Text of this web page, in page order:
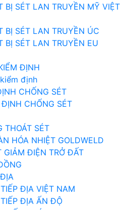
BỊ SÉT LAN TRUYỀN MỸ VIỆT
BỊ SÉT LAN TRUYỀN ÚC
BỊ SÉT LAN TRUYỀN EU
ĐỊNH
định
CHỐNG SÉT
ĐỊNH CHỐNG SÉT
THOÁT SÉT
HÓA NHIỆT GOLDWELD
GIẢM ĐIỆN TRỞ ĐẤT
ĐỊA VIỆT NAM
ĐỊA ẤN ĐỘ